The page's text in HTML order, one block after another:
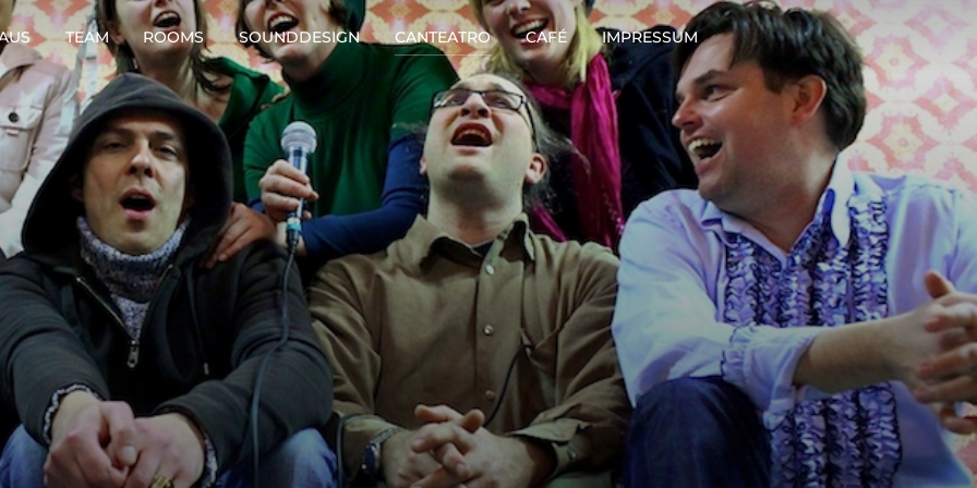
TEAM ROOMS SOUNDDESIGN CANTEATRO CAFÉ IMPRESSUM